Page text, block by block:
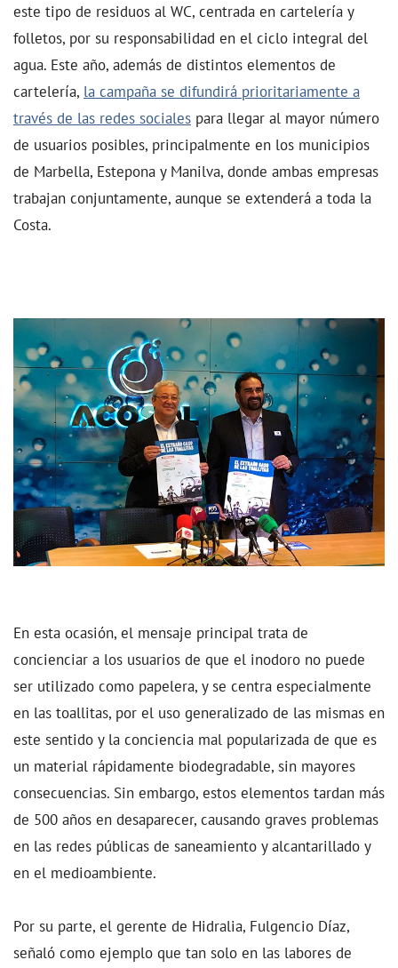
este tipo de residuos al WC, centrada en cartelería y
folletos, por su responsabilidad en el ciclo integral del
agua. Este año, además de distintos elementos de
cartelería, la campaña se difundirá prioritariamente a
través de las redes sociales para llegar al mayor número
de usuarios posibles, principalmente en los municipios
de Marbella, Estepona y Manilva, donde ambas empresas
trabajan conjuntamente, aunque se extenderá a toda la
Costa.
En esta ocasión, el mensaje principal trata de
concienciar a los usuarios de que el inodoro no puede
ser utilizado como papelera, y se centra especialmente
en las toallitas, por el uso generalizado de las mismas en
este sentido y la conciencia mal popularizada de que es
un material rápidamente biodegradable, sin mayores
consecuencias. Sin embargo, estos elementos tardan más
de 500 años en desaparecer, causando graves problemas
en las redes públicas de saneamiento y alcantarillado y
en el medioambiente.
Por su parte, el gerente de Hidralia, Fulgencio Díaz,
señaló como ejemplo que tan solo en las labores de